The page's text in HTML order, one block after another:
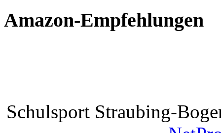
Amazon-Empfehlungen
Schulsport Straubing-